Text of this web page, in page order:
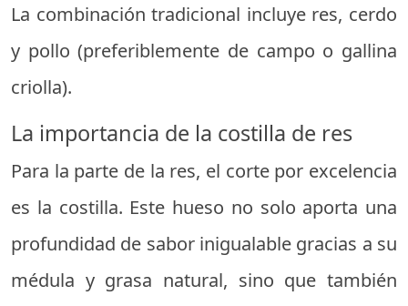
La combinación tradicional incluye res, cerdo
y pollo (preferiblemente de campo o gallina
criolla).
La importancia de la costilla de res
Para la parte de la res, el corte por excelencia
es la costilla. Este hueso no solo aporta una
profundidad de sabor inigualable gracias a su
médula y grasa natural, sino que también